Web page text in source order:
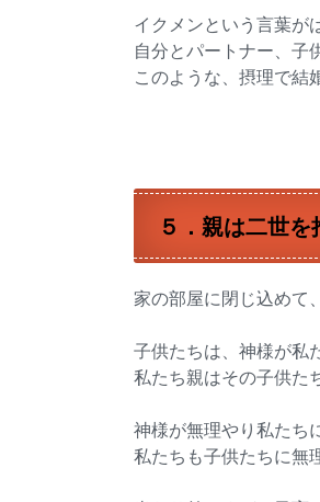
イクメンという言葉が
自分とパートナー、子
このような、摂理で
５．親は二世を
家の部屋に閉じ込めて
子供たちは、神様が私
私たち親はその子供た
神様が無理やり私たち
私たちも子供たちに無